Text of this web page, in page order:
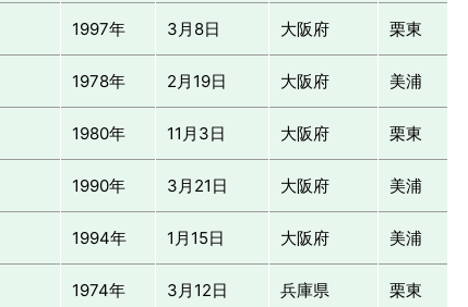
1997年 3月8日 大阪府 栗東
1978年 2月19日 大阪府 美浦
1980年 11月3日 大阪府 栗東
1990年 3月21日 大阪府 美浦
1994年 1月15日 大阪府 美浦
1974年 3月12日 兵庫県 栗東